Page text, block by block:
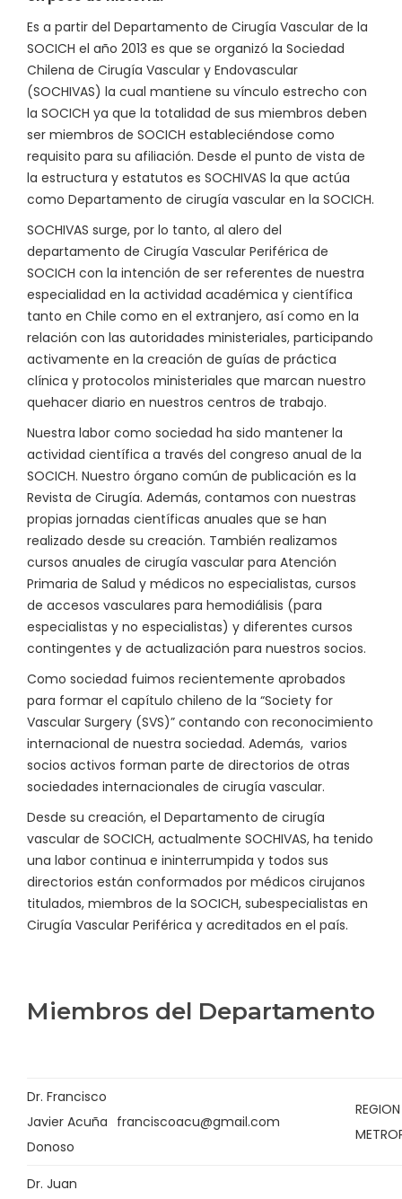
Es a partir del Departamento de Cirugía Vascular de la
SOCICH el año 2013 es que se organizó la Sociedad
Chilena de Cirugía Vascular y Endovascular
(SOCHIVAS) la cual mantiene su vínculo estrecho con
la SOCICH ya que la totalidad de sus miembros deben
ser miembros de SOCICH estableciéndose como
requisito para su afiliación. Desde el punto de vista de
la estructura y estatutos es SOCHIVAS la que actúa
como Departamento de cirugía vascular en la SOCICH.
SOCHIVAS surge, por lo tanto, al alero del
departamento de Cirugía Vascular Periférica de
SOCICH con la intención de ser referentes de nuestra
especialidad en la actividad académica y científica
tanto en Chile como en el extranjero, así como en la
relación con las autoridades ministeriales, participando
activamente en la creación de guías de práctica
clínica y protocolos ministeriales que marcan nuestro
quehacer diario en nuestros centros de trabajo.
Nuestra labor como sociedad ha sido mantener la
actividad científica a través del congreso anual de la
SOCICH. Nuestro órgano común de publicación es la
Revista de Cirugía. Además, contamos con nuestras
propias jornadas científicas anuales que se han
realizado desde su creación. También realizamos
cursos anuales de cirugía vascular para Atención
Primaria de Salud y médicos no especialistas, cursos
de accesos vasculares para hemodiálisis (para
especialistas y no especialistas) y diferentes cursos
contingentes y de actualización para nuestros socios.
Como sociedad fuimos recientemente aprobados
para formar el capítulo chileno de la “Society for
Vascular Surgery (SVS)” contando con reconocimiento
internacional de nuestra sociedad. Además, varios
socios activos forman parte de directorios de otras
sociedades internacionales de cirugía vascular.
Desde su creación, el Departamento de cirugía
vascular de SOCICH, actualmente SOCHIVAS, ha tenido
una labor continua e ininterrumpida y todos sus
directorios están conformados por médicos cirujanos
titulados, miembros de la SOCICH, subespecialistas en
Cirugía Vascular Periférica y acreditados en el país.
Miembros del Departamento
Dr. Francisco
Javier Acuña
Donoso
franciscoacu@gmail.com
REGION
Dr. Juan